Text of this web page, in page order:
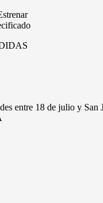
entre 18 de julio y